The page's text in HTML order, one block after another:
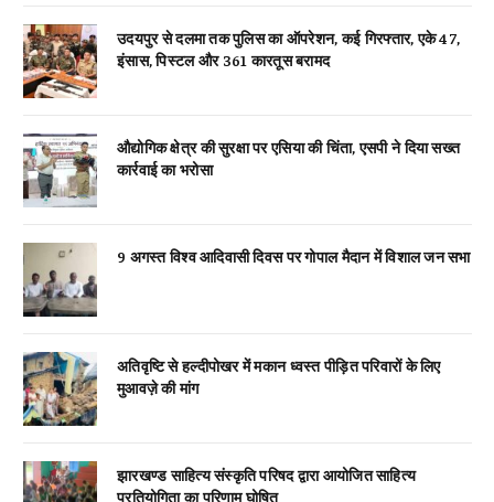
उदयपुर से दलमा तक पुलिस का ऑपरेशन, कई गिरफ्तार, एके 47,
इंसास, पिस्टल और 361 कारतूस बरामद
औद्योगिक क्षेत्र की सुरक्षा पर एसिया की चिंता, एसपी ने दिया सख्त
कार्रवाई का भरोसा
9 अगस्त विश्व आदिवासी दिवस पर गोपाल मैदान में विशाल जन सभा
अतिवृष्टि से हल्दीपोखर में मकान ध्वस्त पीड़ित परिवारों के लिए
मुआवज़े की मांग
झारखण्ड साहित्य संस्कृति परिषद द्वारा आयोजित साहित्य
प्रतियोगिता का परिणाम घोषित